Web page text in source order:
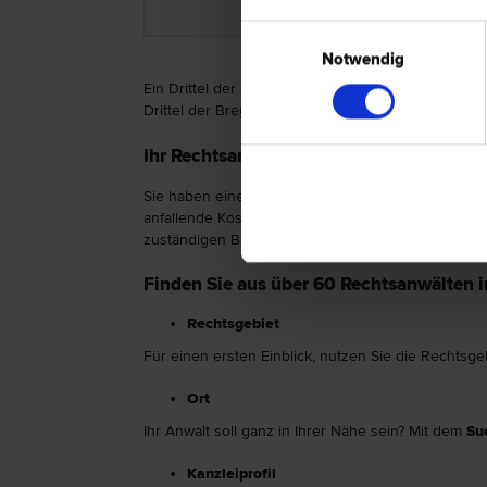
Notwendig
Ein Drittel der aus Bregenz stammenden Anwälte
Drittel der Bregenzer Juristen alle weiteren
Ihr Rechtsanwalt in Bregenz – Hier
Sie haben eine Frage im Bereich Familienrecht
anfallende Kosten ab. Das betrifft vor allem die
zuständigen Bezirksgericht können bedürftige
Finden Sie aus über 60
Rechtsgebiet
Für einen ersten Einblick, nutzen Sie die
Ort
Ihr Anwalt soll ganz in Ihrer Nähe sein? Mit dem
Kanzleiprofil